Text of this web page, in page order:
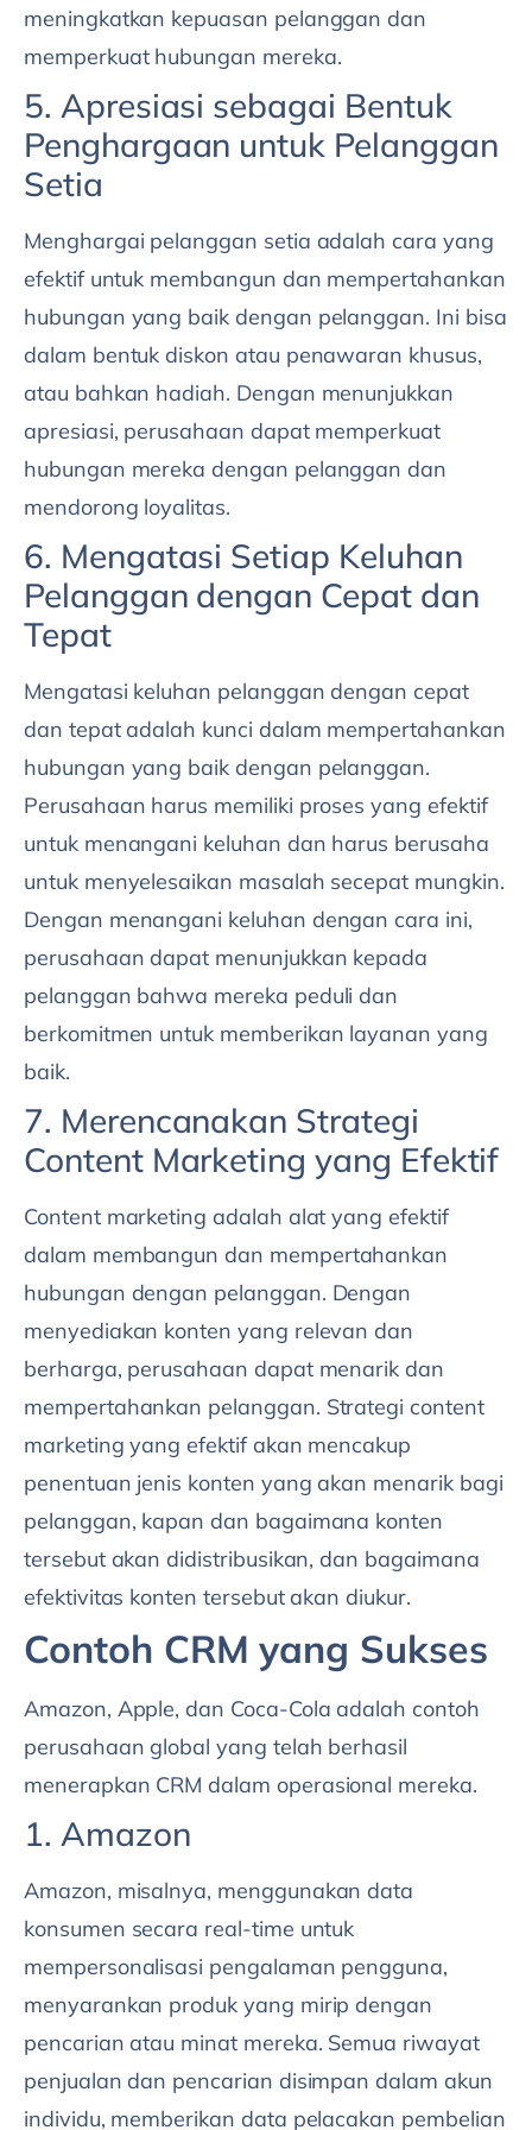
meningkatkan kepuasan pelanggan dan
memperkuat hubungan mereka.
5. Apresiasi sebagai Bentuk
Penghargaan untuk Pelanggan
Setia
Menghargai pelanggan setia adalah cara yang
efektif untuk membangun dan mempertahankan
hubungan yang baik dengan pelanggan. Ini bisa
dalam bentuk diskon atau penawaran khusus,
atau bahkan hadiah. Dengan menunjukkan
apresiasi, perusahaan dapat memperkuat
hubungan mereka dengan pelanggan dan
mendorong loyalitas.
6. Mengatasi Setiap Keluhan
Pelanggan dengan Cepat dan
Tepat
Mengatasi keluhan pelanggan dengan cepat
dan tepat adalah kunci dalam mempertahankan
hubungan yang baik dengan pelanggan.
Perusahaan harus memiliki proses yang efektif
untuk menangani keluhan dan harus berusaha
untuk menyelesaikan masalah secepat mungkin.
Dengan menangani keluhan dengan cara ini,
perusahaan dapat menunjukkan kepada
pelanggan bahwa mereka peduli dan
berkomitmen untuk memberikan layanan yang
baik.
7. Merencanakan Strategi
Content Marketing yang Efektif
Content marketing adalah alat yang efektif
dalam membangun dan mempertahankan
hubungan dengan pelanggan. Dengan
menyediakan konten yang relevan dan
berharga, perusahaan dapat menarik dan
mempertahankan pelanggan. Strategi content
marketing yang efektif akan mencakup
penentuan jenis konten yang akan menarik bagi
pelanggan, kapan dan bagaimana konten
tersebut akan didistribusikan, dan bagaimana
efektivitas konten tersebut akan diukur.
Contoh CRM yang Sukses
Amazon, Apple, dan Coca-Cola adalah contoh
perusahaan global yang telah berhasil
menerapkan CRM dalam operasional mereka.
1. Amazon
Amazon, misalnya, menggunakan data
konsumen secara real-time untuk
mempersonalisasi pengalaman pengguna,
menyarankan produk yang mirip dengan
pencarian atau minat mereka. Semua riwayat
penjualan dan pencarian disimpan dalam akun
individu, memberikan data pelacakan pembelian